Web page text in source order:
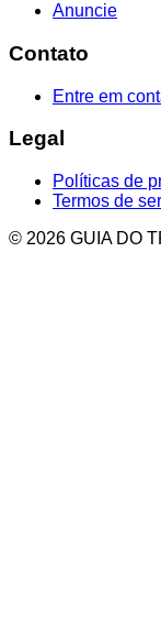
Anuncie
Contato
Entre em
Legal
Políticas de
Termos de
© 2026 GUIA DO